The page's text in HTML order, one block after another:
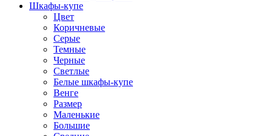
Шкафы-купе
Цвет
Коричневые
Серые
Темные
Черные
Светлые
Белые шкафы-купе
Венге
Размер
Маленькие
Большие